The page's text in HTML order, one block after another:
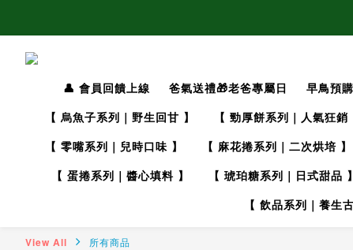
👤 會員回饋上線
爸氣送禮🎁老爸專屬日 早鳥預
【 烏魚子系列｜野生回甘 】
【 勁厚餅系列｜人氣狂銷
【 零嘴系列｜兒時口味 】
【 麻花捲系列｜二次烘培 】
【 蛋捲系列｜醬心填料 】
【 琥珀糖系列｜日式甜品 】
【 飲品系列｜養生
View All 所有商品